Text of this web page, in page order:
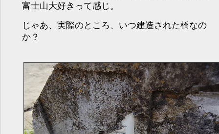
富士山大好きって感じ。
じゃあ、実際のところ、いつ建造された橋なの
か？